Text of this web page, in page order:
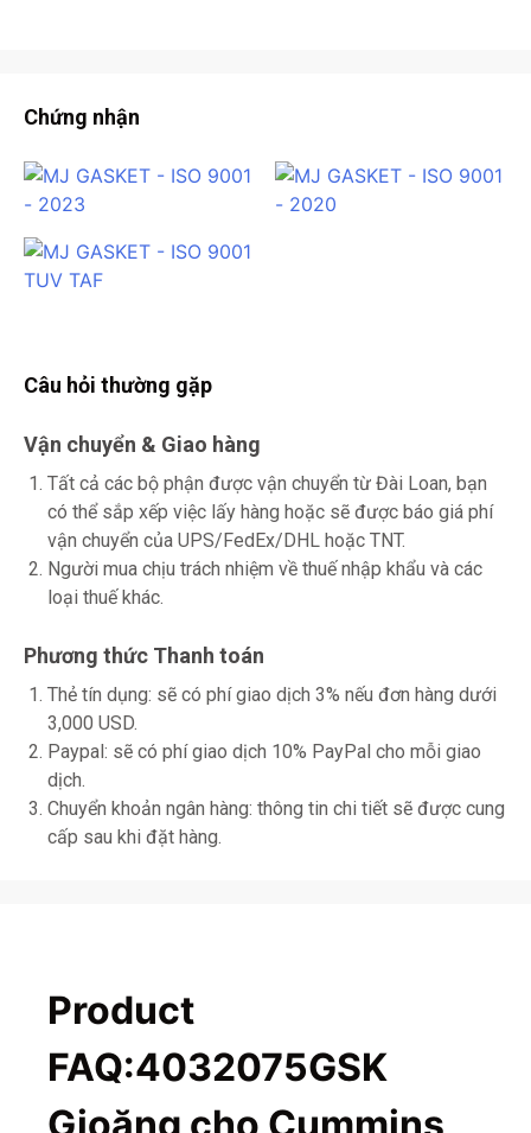
Chứng nhận
Câu hỏi thường gặp
Vận chuyển & Giao hàng
Tất cả các bộ phận được vận chuyển từ Đài Loan, bạn
có thể sắp xếp việc lấy hàng hoặc sẽ được báo giá phí
vận chuyển của UPS/FedEx/DHL hoặc TNT.
Người mua chịu trách nhiệm về thuế nhập khẩu và các
loại thuế khác.
Phương thức Thanh toán
Thẻ tín dụng: sẽ có phí giao dịch 3% nếu đơn hàng dưới
3,000 USD.
Paypal: sẽ có phí giao dịch 10% PayPal cho mỗi giao
dịch.
Chuyển khoản ngân hàng: thông tin chi tiết sẽ được cung
cấp sau khi đặt hàng.
Product
FAQ:4032075GSK